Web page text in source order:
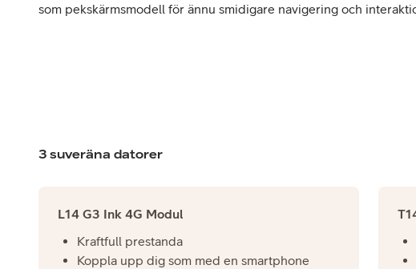
som pekskärmsmodell för ännu smidigare navigering och
3 suveräna datorer
L14 G3 Ink 4G Modul
Kraftfull prestanda
Koppla upp dig som med en smartphone